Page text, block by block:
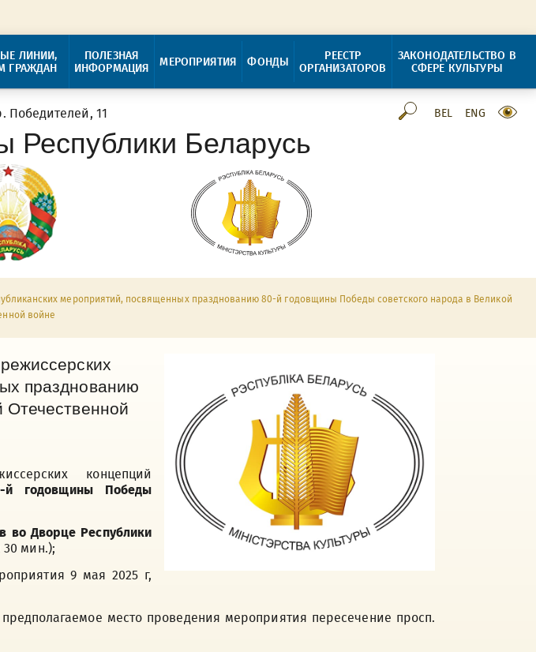
ЛИНИИ,
ГРАЖДАН
ПОЛЕЗНАЯ
ИНФОРМАЦИЯ
МЕРОПРИЯТИЯ ФОНДЫ
РЕЕСТР
ОРГАНИЗАТОРОВ
ЗАКОНОДАТЕЛЬСТВО В
СФЕРЕ КУЛЬТУРЫ
Победителей, 11 BEL ENG
Республики Беларусь
мероприятий, посвященных празднованию 80-й годовщины Победы советского народа в Великой
войне
празднованию
Отечественной
концепций
й годовщины Победы
во Дворце Республики
30 мин.);
9 мая 2025 г,
место проведения мероприятия пересечение просп.